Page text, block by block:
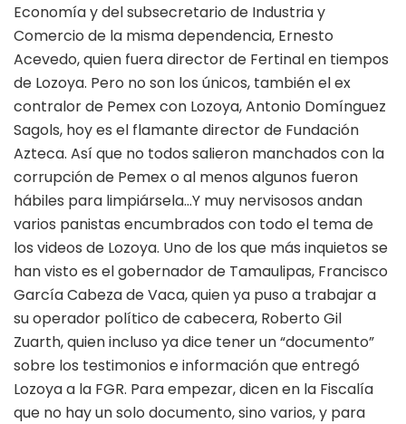
Economía y del subsecretario de Industria y
Comercio de la misma dependencia, Ernesto
Acevedo, quien fuera director de Fertinal en tiempos
de Lozoya. Pero no son los únicos, también el ex
contralor de Pemex con Lozoya, Antonio Domínguez
Sagols, hoy es el flamante director de Fundación
Azteca. Así que no todos salieron manchados con la
corrupción de Pemex o al menos algunos fueron
hábiles para limpiársela…Y muy nervisosos andan
varios panistas encumbrados con todo el tema de
los videos de Lozoya. Uno de los que más inquietos se
han visto es el gobernador de Tamaulipas, Francisco
García Cabeza de Vaca, quien ya puso a trabajar a
su operador político de cabecera, Roberto Gil
Zuarth, quien incluso ya dice tener un “documento”
sobre los testimonios e información que entregó
Lozoya a la FGR. Para empezar, dicen en la Fiscalía
que no hay un solo documento, sino varios, y para